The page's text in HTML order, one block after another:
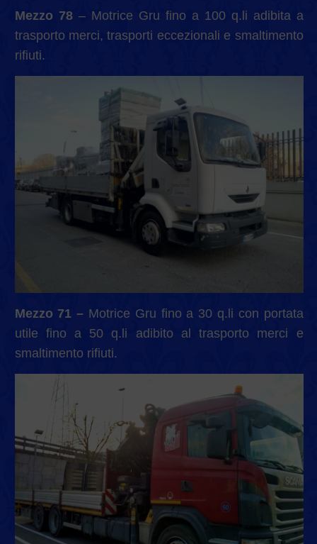
Mezzo 78– Motrice Gru fino a 100 q.li adibita a
trasporto merci, trasporti eccezionali e smaltimento
rifiuti.
Mezzo 71 – Motrice Gru fino a 30 q.li con portata
utile fino a 50 q.li adibito al trasporto merci e
smaltimento rifiuti.